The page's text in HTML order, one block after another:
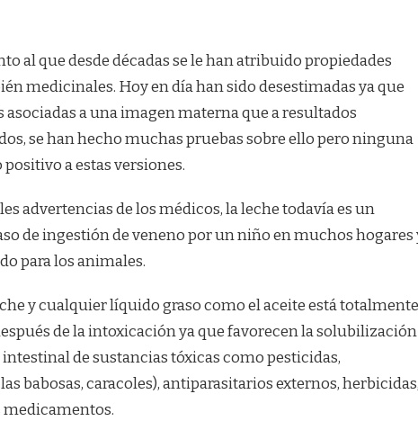
al que desde décadas se le han atribuido propiedades
medicinales. Hoy en día han sido desestimadas ya que
a una imagen materna que a resultados
se han hecho muchas pruebas sobre ello pero ninguna
a estas versiones.
advertencias de los médicos, la leche todavía es un
de ingestión de veneno por un niño en muchos hogares
para los animales.
y cualquier líquido graso como el aceite está totalmente
de la intoxicación ya que favorecen la solubilización
de sustancias tóxicas como pesticidas,
babosas, caracoles), antiparasitarios externos,